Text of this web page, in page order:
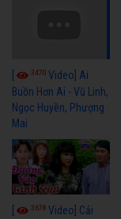
3470 Video] Ai
Buồn Hơn Ai - Vũ Linh,
Ngọc Huyền, Phượng
Mai
3678 Video] Cải